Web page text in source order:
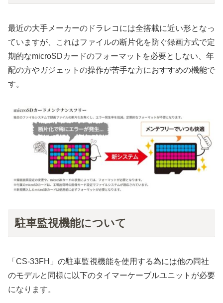
最近の大手メーカーのドラレコには全搭載に近い形となっ
ていますが、これはファイルの断片化を防ぐ録画方式で定
期的なmicroSDカードのフォーマットを必要としない、年
配の方やガジェットの操作が苦手な方におすすめの機能で
す。
駐車監視機能について
「CS-33FH」の駐車監視機能を使用する為には他の同社
のモデルと同様に以下のタイマーケーブルユニットが必要
になります。